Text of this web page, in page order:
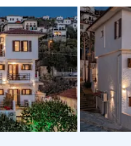
von